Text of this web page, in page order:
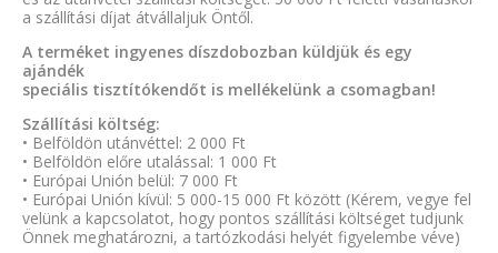
a szállítási díjat átvállaljuk Öntől.
A terméket ingyenes díszdobozban küldjük és egy
ajándék
speciális tisztítókendőt is mellékelünk a csomagban!
Szállítási költség:
• Belföldön utánvéttel: 2 000 Ft
• Belföldön előre utalással: 1 000 Ft
• Európai Unión belül: 7 000 Ft
• Európai Unión kívül: 5 000-15 000 Ft között (Kérem, vegye fel
velünk a kapcsolatot, hogy pontos szállítási költséget tudjunk
Önnek meghatározni, a tartózkodási helyét figyelembe véve)